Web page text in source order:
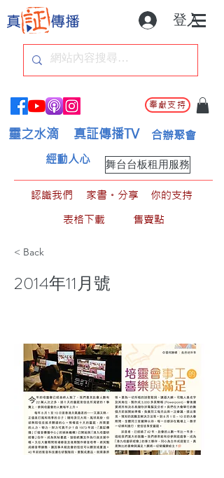
登入
奉獻支持
靈之水滴 真証傳播TV 合辦聚會
舞台台板租用服務
經動人心
認識我們 家書。分享
你的支持
表格下載
售賣點
< Back
2014年11月號